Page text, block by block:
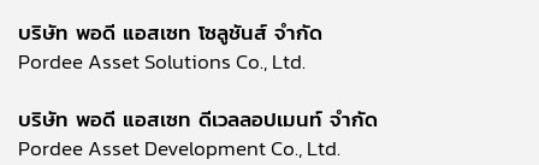
บริษัท พอดี แอสเซท โซลูชันส์ จำกัด
Pordee Asset Solutions Co., Ltd.
บริษัท พอดี แอสเซท ดีเวลลอปเมนท์ จำกัด
Pordee Asset Development Co., Ltd.